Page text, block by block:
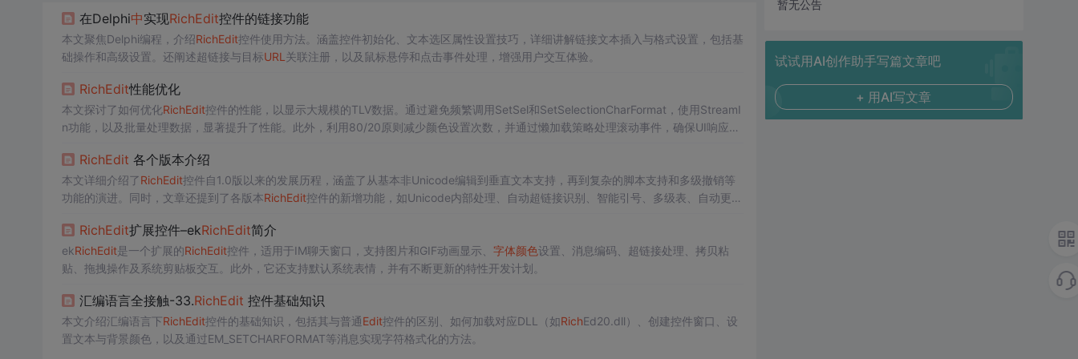
在Delphi中实现RichEdit控件的链接功能
本文聚焦Delphi编程，介绍RichEdit控件使用方法。涵盖控件初始化、文本选区属性设置技巧，详细讲解链接文本插入与格式设置，包括基
础操作和高级设置。还阐述超链接与目标URL 关联注册，以及鼠标悬停和点击事件处理，增强用户交互体验。
RichEdit性能优化
本文探讨了如何优化RichEdit控件的性能，以显示大规模的TLV数据。通过避免频繁调用SetSel和SetSelectionCharFormat，使用StreamI
n功能，以及批量处理数据，显著提升了性能。此外，利用80/20原则减少颜色设置次数，并通过懒加载策略处理滚动事件，确保UI响应。
RichEdit 各个版本介绍
本文详细介绍了RichEdit控件自1.0版以来的发展历程，涵盖了从基本非Unicode编辑到垂直文本支持，再到复杂的脚本支持和多级撤销等
功能的演进。同时，文章还提到了各版本RichEdit控件的新增功能，如Unicode内部处理、自动超链接识别、智能引号、多级表、自动更正
RichEdit扩展控件–ekRichEdit简介
ekRichEdit是一个扩展的RichEdit控件，适用于IM聊天窗口，支持图片和GIF动画显示、 字体颜色设置、消息编码、超链接处理、拷贝粘
贴、拖拽操作及系统剪贴板交互。此外，它还支持默认系统表情，并有不断更新的特性开发计划。
汇编语言全接触-33.RichEdit 控件基础知识
本文介绍汇编语言下RichEdit控件的基础知识，包括其与普通Edit控件的区别、如何加载对应DLL（如RichEd20.dll）、创建控件窗口、设
置文本与背景颜色，以及通过EM_SETCHARFORMAT等消息实现字符格式化的方法。
暂无公告
试试用AI创作助手写篇文章吧
+ 用AI写文章